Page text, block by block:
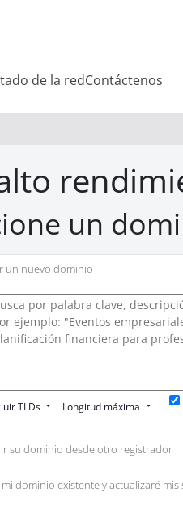
de la redContáctenos
un
un nuevo dominio
TLDs Longitud máxima
su dominio desde otro registrador
dominio existente y actualizaré